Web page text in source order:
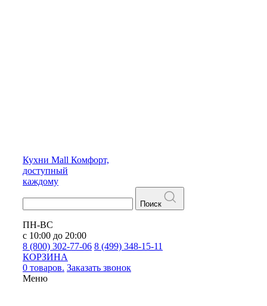
Кухни Mall Комфорт,
доступный
каждому
Поиск
ПН-ВС
с 10:00 до 20:00
8 (800) 302-77-06 8 (499) 348-15-11
КОРЗИНА
0 товаров. Заказать звонок
Меню